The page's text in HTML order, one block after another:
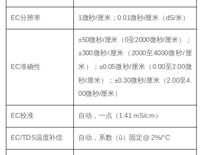
EC分辨率 1微秒/厘米；0.01微秒/厘米（dS/米）
EC准确性
±50微秒/厘米（0至2000微秒/厘米）；
±300微秒/厘米（2000至4000微秒/厘
米）；±0.05微秒/厘米（0.00至2.00微
秒/厘米）；±0.30微秒/厘米（2.00至4.
00微秒/厘米）
EC校准 自动，一点（1.41 mS/cm）
EC/TDS温度补偿 自动，系数（ȕ）固定@ 2%/°C